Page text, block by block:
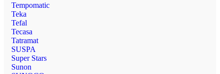
Tempomatic
Teka
Tefal
Tecasa
Tatramat
SUSPA
Super Stars
Sunon